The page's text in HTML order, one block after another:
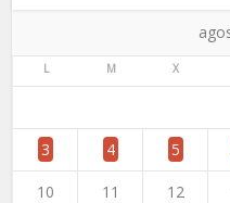
L M X
3 4 5
10 11 12